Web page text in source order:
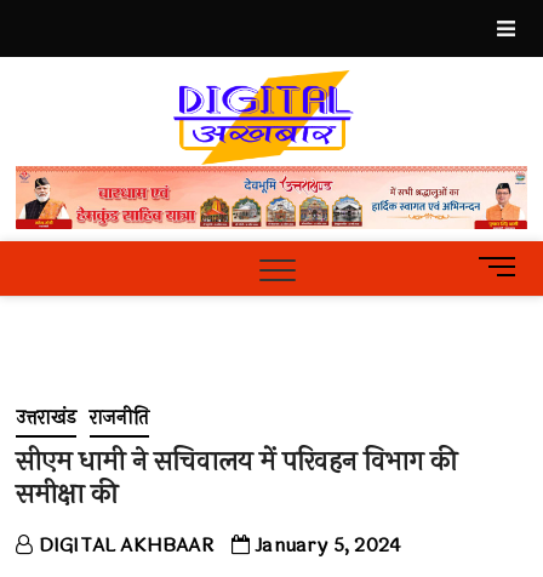
content
Hindi
News
PortalM
e
उत्तराखंड राजनीति
सीएम धामी ने सचिवालय में परिवहन विभाग की
समीक्षा की
DIGITAL AKHBAAR January 5, 2024